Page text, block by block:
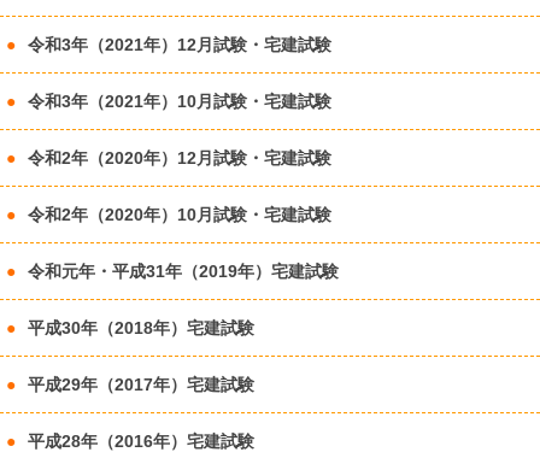
令和3年（2021年）12月試験・宅建試験
令和3年（2021年）10月試験・宅建試験
令和2年（2020年）12月試験・宅建試験
令和2年（2020年）10月試験・宅建試験
令和元年・平成31年（2019年）宅建試験
平成30年（2018年）宅建試験
平成29年（2017年）宅建試験
平成28年（2016年）宅建試験